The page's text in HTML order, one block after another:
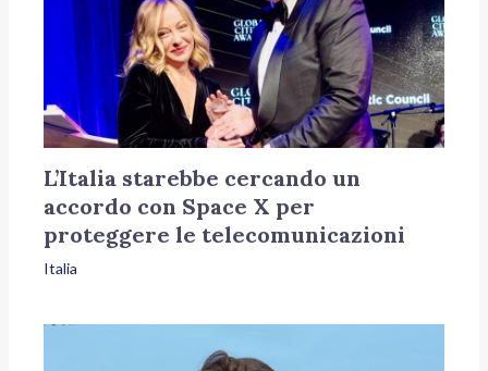
L’Italia starebbe cercando un
accordo con Space X per
proteggere le telecomunicazioni
Italia